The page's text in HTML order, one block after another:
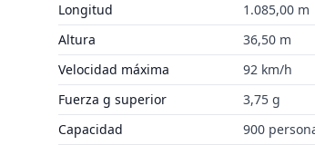
Longitud
1.085,00 m
Altura
36,50 m
Velocidad máxima
92 km/h
Fuerza g superior
3,75 g
Capacidad
900